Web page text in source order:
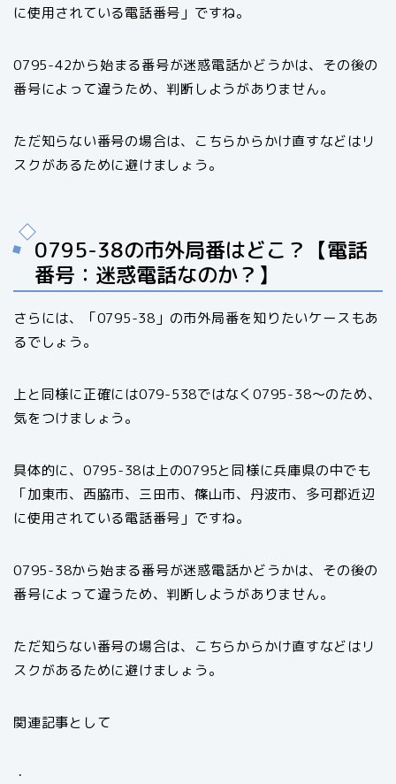
に使用されている電話番号」ですね。
0795-42から始まる番号が迷惑電話かどうかは、その後の
番号によって違うため、判断しようがありません。
ただ知らない番号の場合は、こちらからかけ直すなどはリ
スクがあるために避けましょう。
0795-38の市外局番はどこ？【電話
番号：迷惑電話なのか？】
さらには、「0795-38」の市外局番を知りたいケースもあ
るでしょう。
上と同様に正確には079-538ではなく0795-38〜のため、
気をつけましょう。
具体的に、0795-38は上の0795と同様に兵庫県の中でも
「加東市、西脇市、三田市、篠山市、丹波市、多可郡近辺
に使用されている電話番号」ですね。
0795-38から始まる番号が迷惑電話かどうかは、その後の
番号によって違うため、判断しようがありません。
ただ知らない番号の場合は、こちらからかけ直すなどはリ
スクがあるために避けましょう。
関連記事として
・